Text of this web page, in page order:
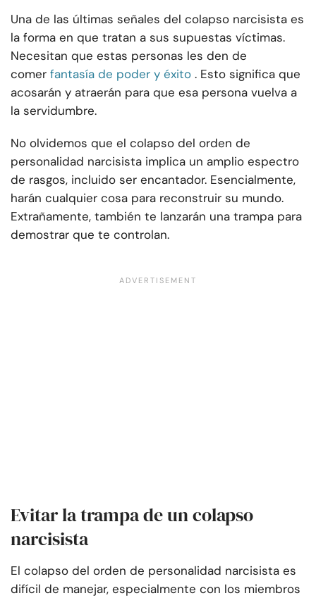
Una de las últimas señales del colapso narcisista es
la forma en que tratan a sus supuestas víctimas.
Necesitan que estas personas les den de
comer fantasía de poder y éxito . Esto significa que
acosarán y atraerán para que esa persona vuelva a
la servidumbre.
No olvidemos que el colapso del orden de
personalidad narcisista implica un amplio espectro
de rasgos, incluido ser encantador. Esencialmente,
harán cualquier cosa para reconstruir su mundo.
Extrañamente, también te lanzarán una trampa para
demostrar que te controlan.
Evitar la trampa de un colapso
narcisista
El colapso del orden de personalidad narcisista es
difícil de manejar, especialmente con los miembros